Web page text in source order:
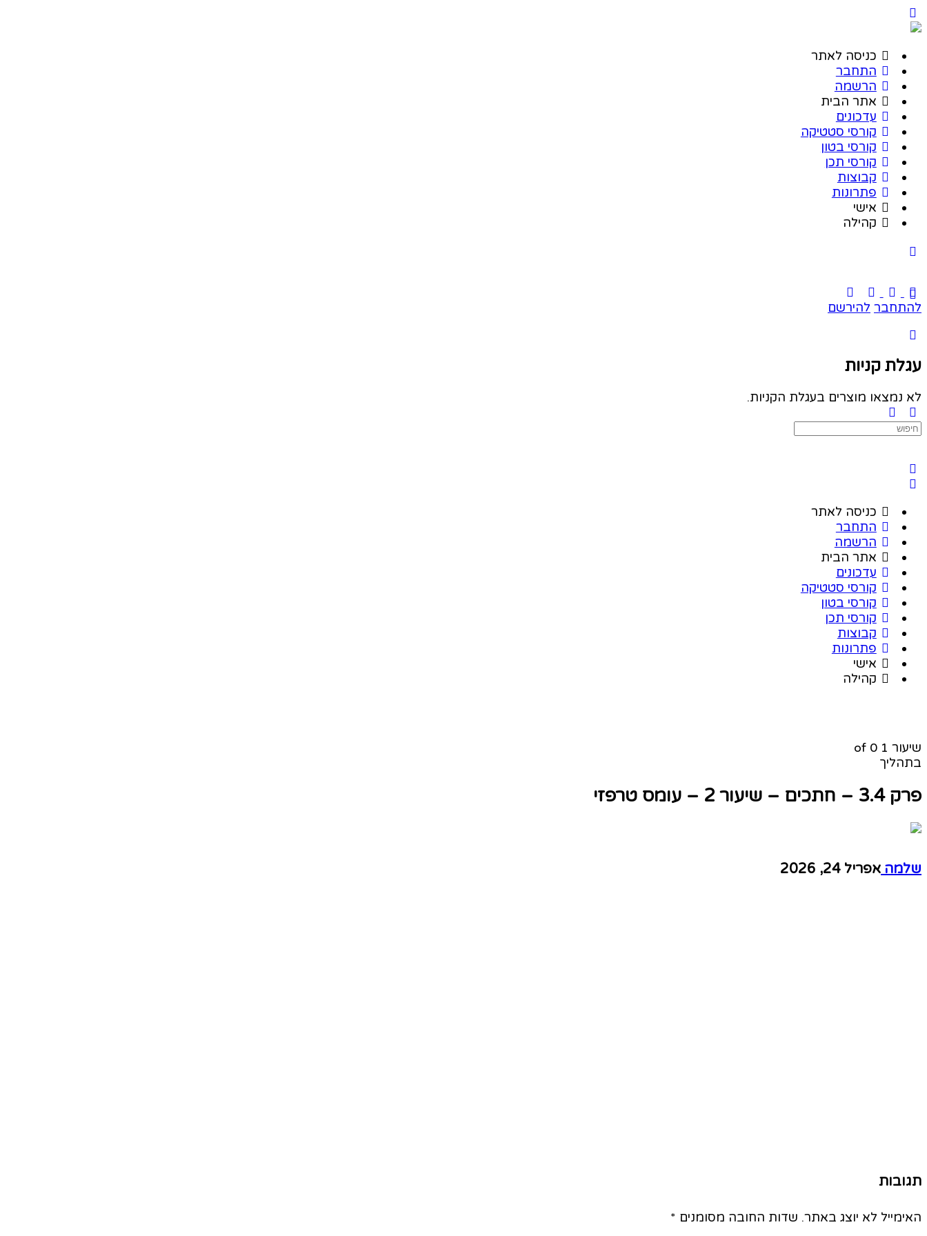
כניסה לאתר
התחבר
הרשמה
אתר הבית
עדכונים
קורסי סטטיקה
קורסי בטון
קורסי תכן
קבוצות
פתרונות
אישי
קהילה
להתחבר להירשם
עגלת קניות
לא נמצאו מוצרים בעגלת הקניות.
כניסה לאתר
התחבר
הרשמה
אתר הבית
עדכונים
קורסי סטטיקה
קורסי בטון
קורסי תכן
קבוצות
פתרונות
אישי
קהילה
שיעור 1
of 0
בתהליך
פרק 3.4 – חתכים – שיעור 2 – עומס טרפזי
שלמה אפריל 24, 2026
תגובות
האימייל לא יוצג באתר. שדות החובה מסומנים *